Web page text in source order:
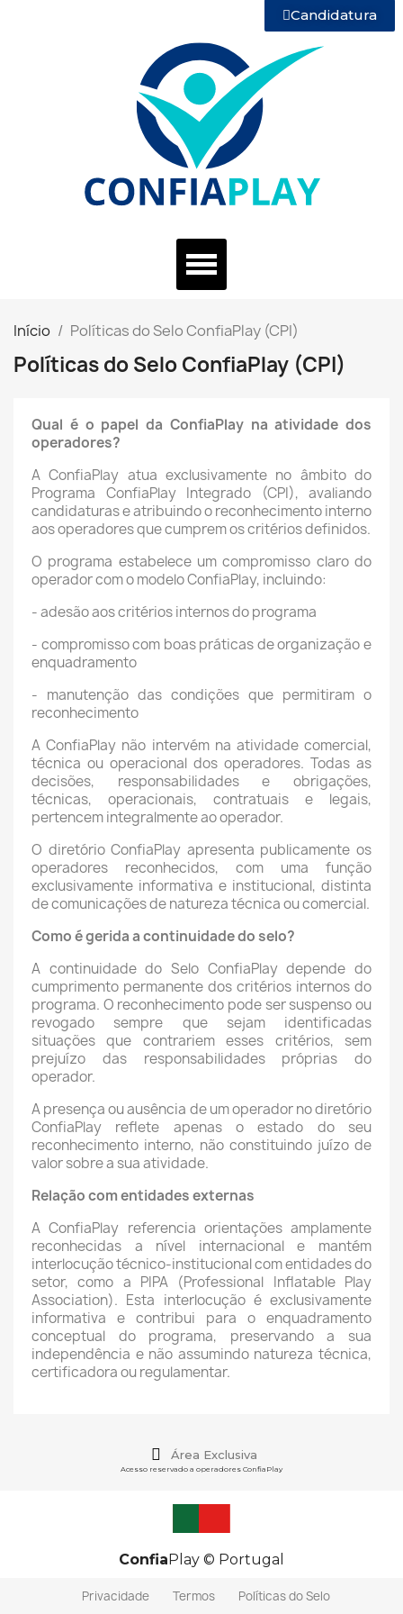
Candidatura
Início Políticas do Selo ConfiaPlay (CPI)
Políticas do Selo ConfiaPlay (CPI)
Qual é o papel da ConfiaPlay na atividade dos
operadores?
A ConfiaPlay atua exclusivamente no âmbito do
Programa ConfiaPlay Integrado (CPI), avaliando
candidaturas e atribuindo o reconhecimento interno
aos operadores que cumprem os critérios definidos.
O programa estabelece um compromisso claro do
operador com o modelo ConfiaPlay, incluindo:
- adesão aos critérios internos do programa
- compromisso com boas práticas de organização e
enquadramento
- manutenção das condições que permitiram o
reconhecimento
A ConfiaPlay não intervém na atividade comercial,
técnica ou operacional dos operadores. Todas as
decisões, responsabilidades e obrigações,
técnicas, operacionais, contratuais e legais,
pertencem integralmente ao operador.
O diretório ConfiaPlay apresenta publicamente os
operadores reconhecidos, com uma função
exclusivamente informativa e institucional, distinta
de comunicações de natureza técnica ou comercial.
Como é gerida a continuidade do selo?
A continuidade do Selo ConfiaPlay depende do
cumprimento permanente dos critérios internos do
programa. O reconhecimento pode ser suspenso ou
revogado sempre que sejam identificadas
situações que contrariem esses critérios, sem
prejuízo das responsabilidades próprias do
operador.
A presença ou ausência de um operador no diretório
ConfiaPlay reflete apenas o estado do seu
reconhecimento interno, não constituindo juízo de
valor sobre a sua atividade.
Relação com entidades externas
A ConfiaPlay referencia orientações amplamente
reconhecidas a nível internacional e mantém
interlocução técnico‑institucional com entidades do
setor, como a PIPA (Professional Inflatable Play
Association). Esta interlocução é exclusivamente
informativa e contribui para o enquadramento
conceptual do programa, preservando a sua
independência e não assumindo natureza técnica,
certificadora ou regulamentar.
Área Exclusiva
Acesso reservado a operadores ConfiaPlay
ConfiaPlay © Portugal
Privacidade Termos Políticas do Selo